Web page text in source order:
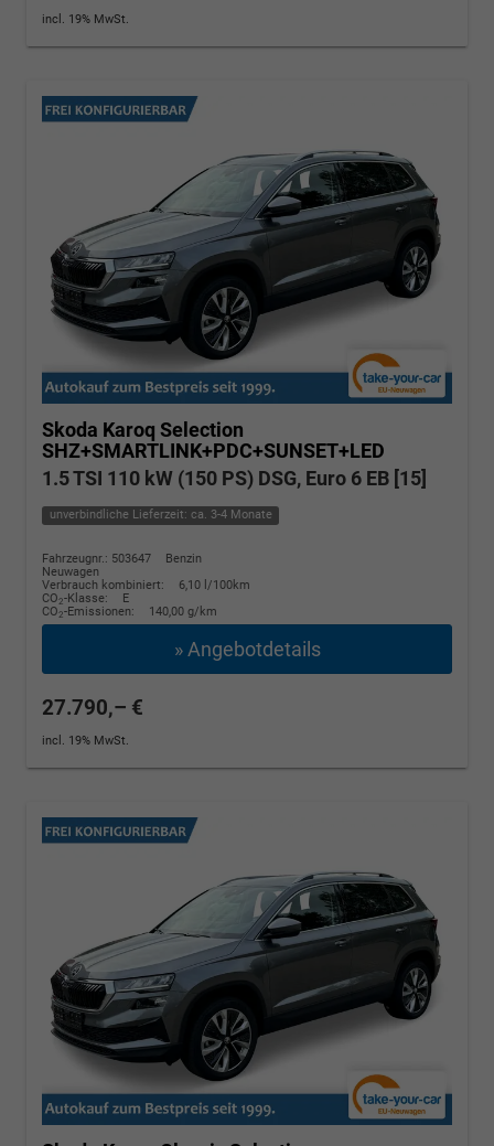
incl. 19% MwSt.
Skoda Karoq Selection
SHZ+SMARTLINK+PDC+SUNSET+LED
1.5 TSI 110 kW (150 PS) DSG, Euro 6 EB [15]
unverbindliche Lieferzeit: ca. 3-4 Monate
Fahrzeugnr.: 503647
Benzin
Neuwagen
Verbrauch kombiniert:
6,10 l/100km
CO2-Klasse:
E
CO2-Emissionen: 140,00 g/km
» Angebotdetails
27.790,– €
incl. 19% MwSt.